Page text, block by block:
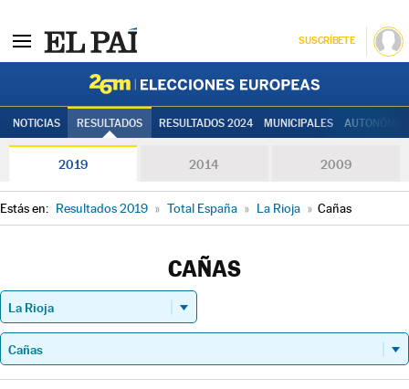
SUSCRÍBETE
NOTICIAS RESULTADOS RESULTADOS 2024 MUNICIPALES
2019 2014 2009
Estás en: Resultados 2019 » Total España » La Rioja » Cañas
CAÑAS